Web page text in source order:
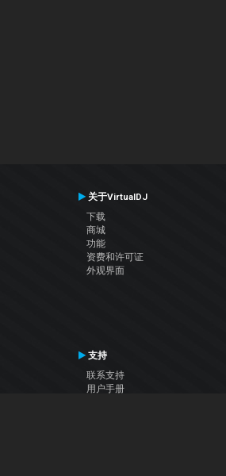
关于VirtualDJ
下载
商城
功能
资费和许可证
外观界面
支持
联系支持
用户手册